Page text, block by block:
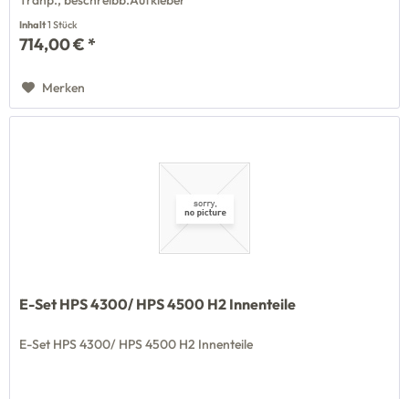
Inhalt1 Stück
714,00 € *
Merken
E-Set HPS 4300/ HPS 4500 H2 Innenteile
E-Set HPS 4300/ HPS 4500 H2 Innenteile